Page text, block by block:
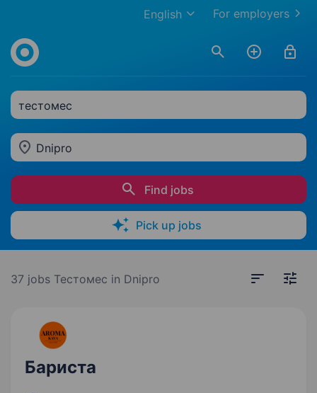
For employers
English
тестомес
Dnipro
Find jobs
Pick up jobs
37 jobs Тестомес in Dnipro
Бариста